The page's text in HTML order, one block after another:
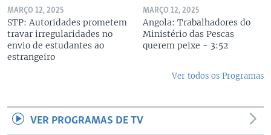
MARÇO 12, 2025
STP: Autoridades prometem
travar irregularidades no
envio de estudantes ao
estrangeiro
MARÇO 12, 2025
Angola: Trabalhadores do
Ministério das Pescas
querem peixe - 3:52
Ver todos os Programas
VER PROGRAMAS DE TV